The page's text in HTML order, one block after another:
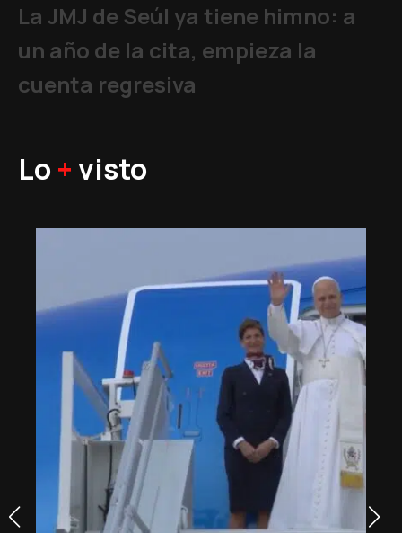
La JMJ de Seúl ya tiene himno: a
un año de la cita, empieza la
cuenta regresiva
Lo +visto